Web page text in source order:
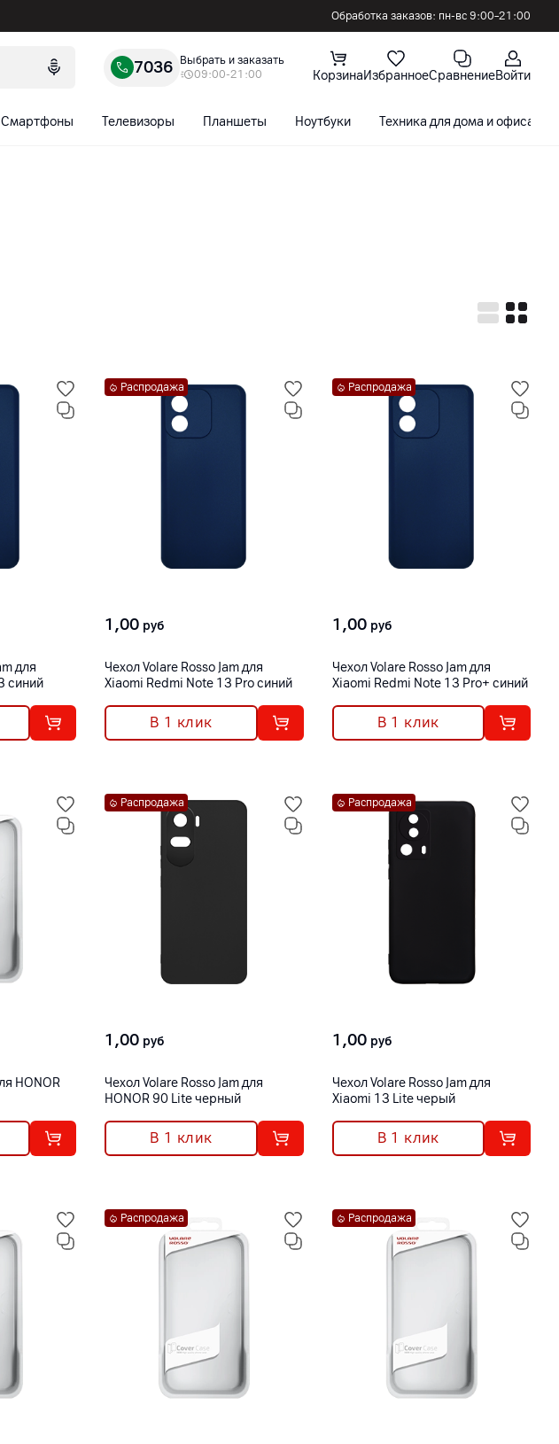
Обработка заказов: пн-вс 9:00–21:00
7036
Выбрать и заказать
09:00-21:00
КорзинаИзбранноеСравнениеВойти
Смартфоны Телевизоры Планшеты Ноутбуки Техника для дома и офиса
для
синий
Распродажа
1,00 руб
Чехол Volare Rosso Jam для
Xiaomi Redmi Note 13 Pro синий
В 1 клик
Распродажа
1,00 руб
Чехол Volare Rosso Jam для
Xiaomi Redmi Note 13 Pro+ синий
В 1 клик
HONOR
Распродажа
1,00 руб
Чехол Volare Rosso Jam для
HONOR 90 Lite черный
В 1 клик
Распродажа
1,00 руб
Чехол Volare Rosso Jam для
Xiaomi 13 Lite черый
В 1 клик
Распродажа Распродажа